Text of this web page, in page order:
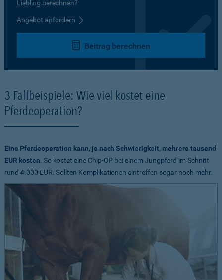
Liebling berechnen?
Angebot anfordern
Beitrag berechnen
3 Fallbeispiele: Wie viel kostet eine
Pferdeoperation?
Eine Pferdeoperation kann, je nach Schwierigkeit, mehrere tausend
EUR kosten. So kostet eine Chip-OP bei einem Jungpferd im Schnitt
rund 4.000 EUR. Sollten Komplikationen eintreffen sogar noch mehr.